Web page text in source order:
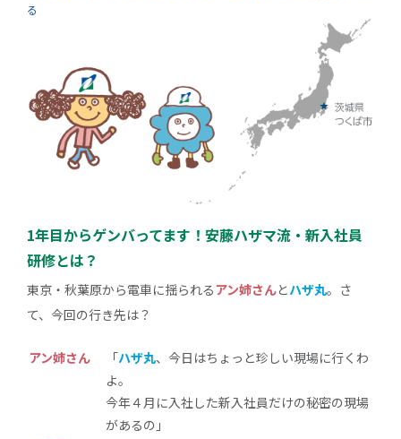
る
1年目からゲンバってます！安藤ハザマ流・新入社員
研修とは？
東京・秋葉原から電車に揺られる アン姉さんとハザ丸。さ
て、今回の行き先は？
アン姉さん 「ハザ丸、今日はちょっと珍しい現場に行くわ
よ。
今年４月に入社した新入社員だけの秘密の現場
があるの」